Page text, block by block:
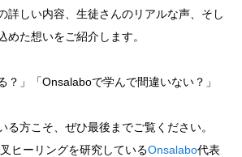
詳しい内容、生徒さんのリアルな声、そし
めた想いをご紹介します。
？」「Onsalaboで学んで間違いない？」
る方こそ、ぜひ最後までご覧ください。
ヒーリングを研究しているOnsalabo代表